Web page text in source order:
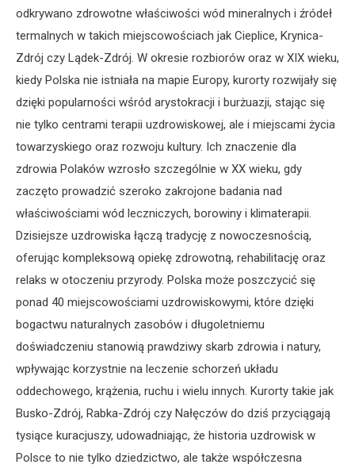
odkrywano zdrowotne właściwości wód mineralnych i źródeł
termalnych w takich miejscowościach jak Cieplice, Krynica-
Zdrój czy Lądek-Zdrój. W okresie rozbiorów oraz w XIX wieku,
kiedy Polska nie istniała na mapie Europy, kurorty rozwijały się
dzięki popularności wśród arystokracji i burżuazji, stając się
nie tylko centrami terapii uzdrowiskowej, ale i miejscami życia
towarzyskiego oraz rozwoju kultury. Ich znaczenie dla
zdrowia Polaków wzrosło szczególnie w XX wieku, gdy
zaczęto prowadzić szeroko zakrojone badania nad
właściwościami wód leczniczych, borowiny i klimaterapii.
Dzisiejsze uzdrowiska łączą tradycję z nowoczesnością,
oferując kompleksową opiekę zdrowotną, rehabilitację oraz
relaks w otoczeniu przyrody. Polska może poszczycić się
ponad 40 miejscowościami uzdrowiskowymi, które dzięki
bogactwu naturalnych zasobów i długoletniemu
doświadczeniu stanowią prawdziwy skarb zdrowia i natury,
wpływając korzystnie na leczenie schorzeń układu
oddechowego, krążenia, ruchu i wielu innych. Kurorty takie jak
Busko-Zdrój, Rabka-Zdrój czy Nałęczów do dziś przyciągają
tysiące kuracjuszy, udowadniając, że historia uzdrowisk w
Polsce to nie tylko dziedzictwo, ale także współczesna